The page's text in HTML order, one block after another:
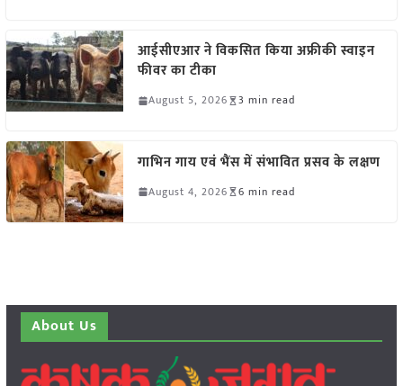
आईसीएआर ने विकसित किया अफ्रीकी स्वाइन
फीवर का टीका
August 5, 2026 3 min read
गाभिन गाय एवं भैंस में संभावित प्रसव के लक्षण
August 4, 2026 6 min read
About Us